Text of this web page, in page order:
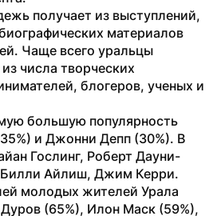
получает из выступлений,
материалов
Чаще всего уральцы
числа творческих
блогеров, ученых и
большую популярность
и Джонни Депп (30%). В
Гослинг, Роберт Дауни-
Айлиш, Джим Керри.
молодых жителей Урала
(65%), Илон Маск (59%),